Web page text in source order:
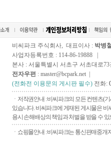
비씨파크 주식회사, 대표이사 : 박병
사업자등록번호 : 114-86-19888 |
본사 : 서울특별시 서초구 서초대로73
전자우편 : master@bcpark.net |
(전화전 이용문의 게시판 필수) 전화:
ㆍ저작권안내 : 비씨파크의 모든 컨텐츠(
있습니다. 비씨파크에 게재된 게시물은
용시 손해배상의 책임과 처벌을 받을 수
ㆍ쇼핑몰안내 : 비씨파크는 통신판매중개